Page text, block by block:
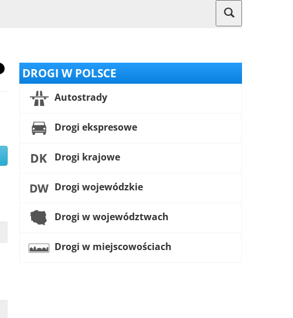
DROGI W POLSCE
Autostrady
Drogi ekspresowe
Drogi krajowe
Drogi wojewódzkie
Drogi w województwach
Drogi w miejscowościach